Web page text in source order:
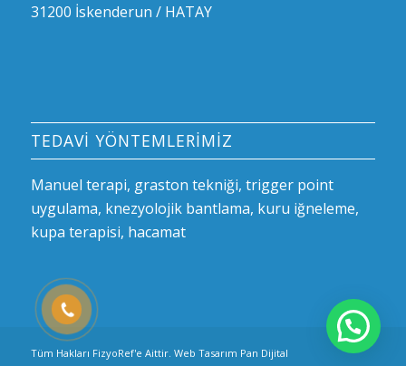
31200 İskenderun / HATAY
TEDAVİ YÖNTEMLERİMİZ
Manuel terapi, graston tekniği, trigger point
uygulama, knezyolojik bantlama, kuru iğneleme,
kupa terapisi, hacamat
Tüm Hakları FizyoRef'e Aittir. Web Tasarım Pan Dijital